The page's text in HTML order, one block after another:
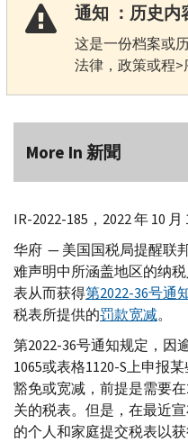
通知 ：历史内
这是一份档案或
法律，政策或程>
More In 新聞
IR-2022-185，2022 年 10 月
华府 — 美国国税局提醒联
难声明中所涵盖地区的纳
表从而获得第2022-36号通
税表所提供的罚款宽减。
第2022-36号通知规定，因
1065或表格1120-S上申报
豁免或宽减，前提是需要
关的税表。但是，在最近
的个人和家庭提交税表以